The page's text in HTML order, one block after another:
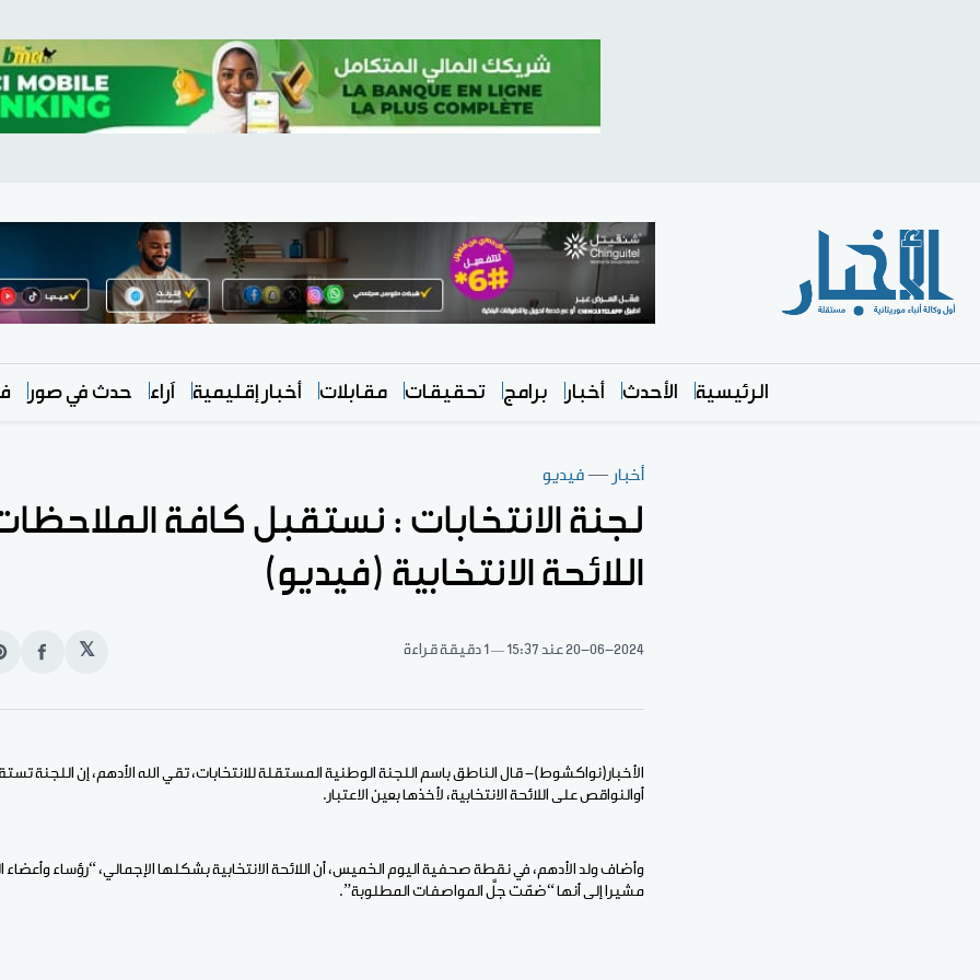
الرئيسية الأحدث أخبار برامج تحقيقات مقابلات أخبار إقليمية آراء حدث في صور
أخبار —فيديو
لجنة الانتخابات : نستقبل كافة
اللائحة الانتخابية (فيديو)
20-06-2024عند 15:37 1 دقيقة قراءة 𝕏
انشر
الأخبار(نواكشوط)- قال الناطق باسم اللجنة الوطنية المستقلة للانتخابات، تقي الله الأدهم، إن اللجنة
أوالنواقص على اللائحة الانتخابية، لأخذها بعين الاعتبار.
مشيرا إلى أنها “ضمّت جلَّ المواصفات المطلوبة”.